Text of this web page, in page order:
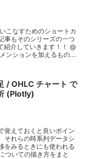
こなすためのショートカ
事もそのシリーズの一つ
紹介していきます！！ @
ンションを加えるもの...
/ OHLC チャート で
(Plotly)
覚えておくと良いポイン
それらの時系列データシ
をみるときにも使われる
ついての描き方をまと